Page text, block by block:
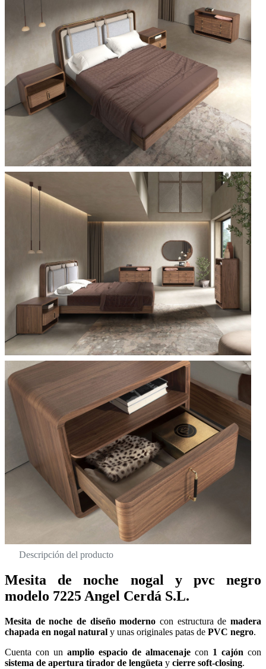
Descripción del producto
Mesita de noche nogal y pvc negro
modelo 7225 Angel Cerdá S.L.
Mesita de noche de diseño moderno con estructura demadera
chapada en nogal natural y unas originales patas de PVC negro.
Cuenta con un amplio espacio de almacenaje con 1 cajón con
sistema de apertura tirador de lengüeta y cierre soft-closing.